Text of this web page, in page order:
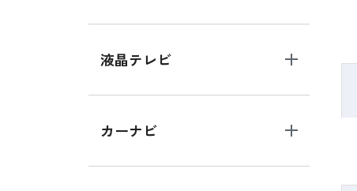
液晶テレビ
カーナビ